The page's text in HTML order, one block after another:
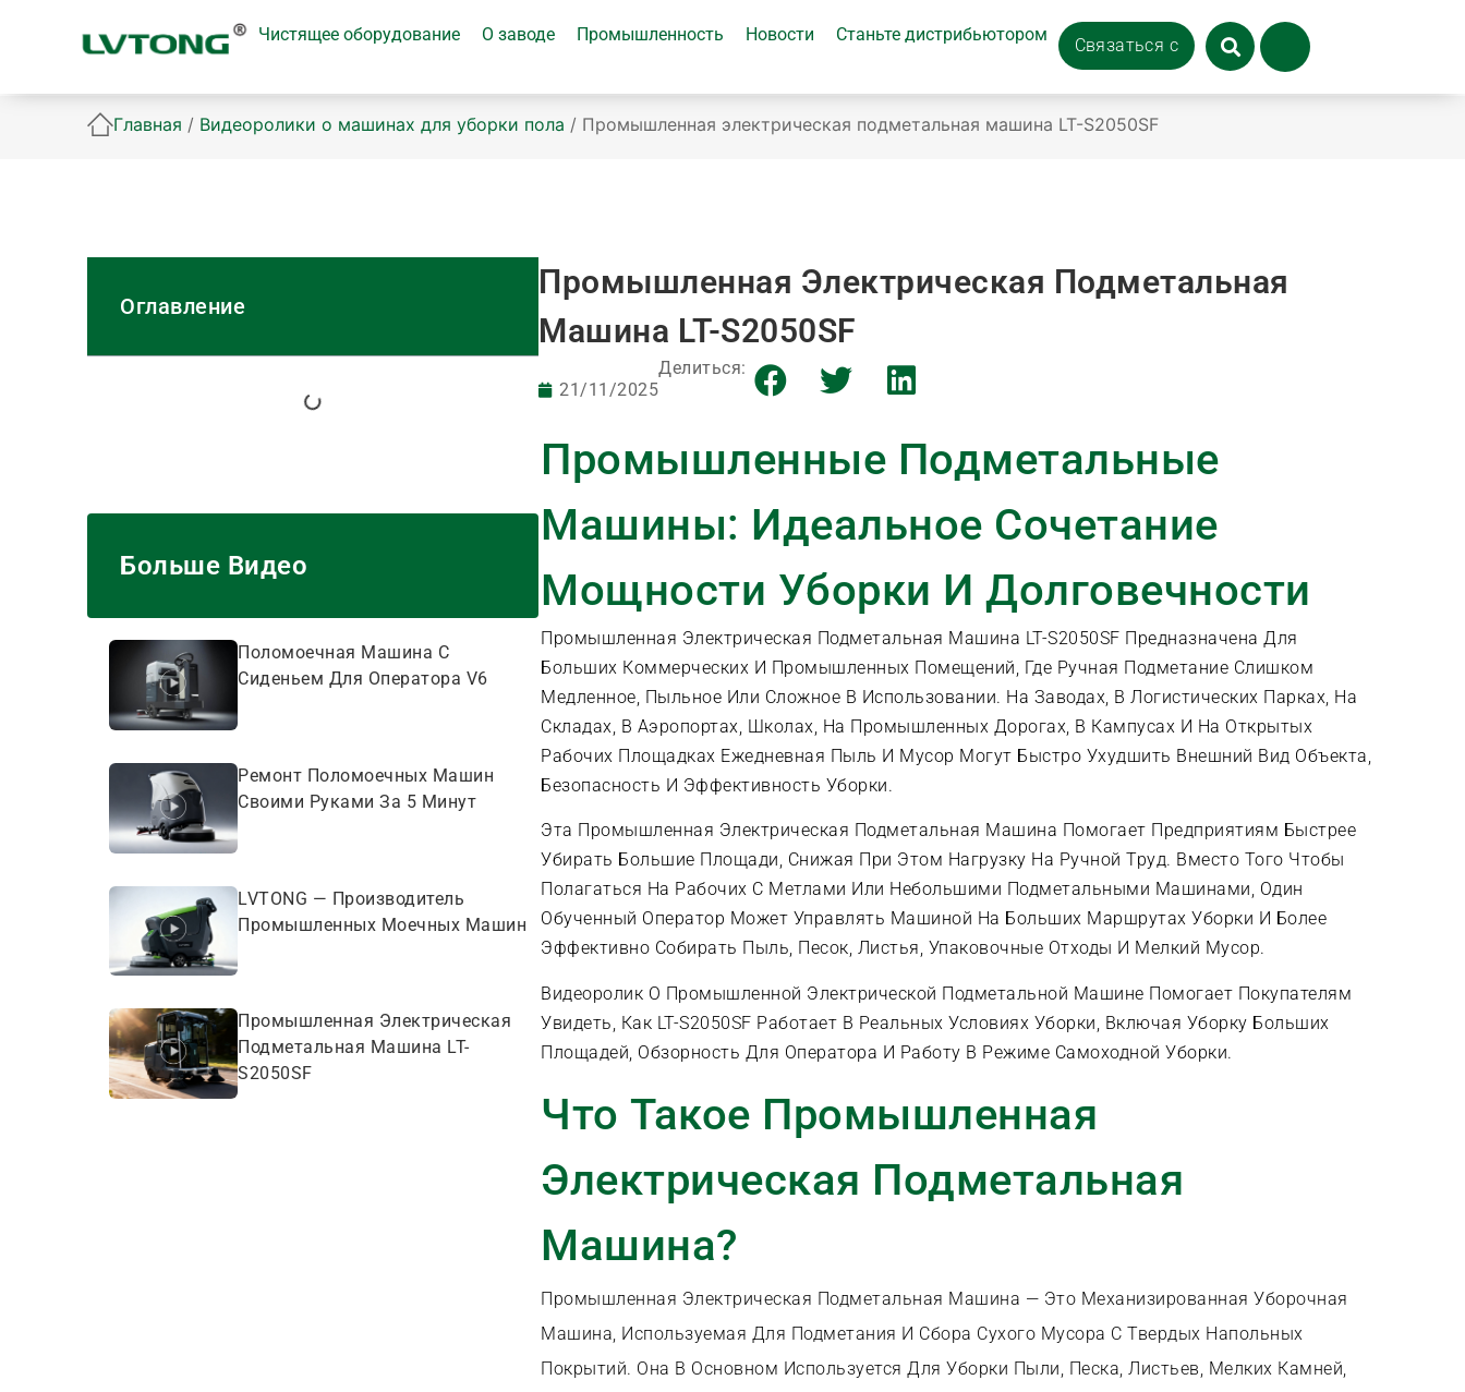
Чистящее оборудование О заводе Промышленность Новости Станьте дистрибьютором
Связаться с
Главная / Видеоролики о машинах для уборки пола / Промышленная электрическая подметальная машина LT-S2050SF
Оглавление
Больше Видео
Поломоечная Машина С
Сиденьем Для Оператора V6
Ремонт Поломоечных Машин
Своими Руками За 5 Минут
LVTONG — Производитель
Промышленных Моечных Машин
Промышленная Электрическая
Подметальная Машина LT-
S2050SF
Промышленная Электрическая Подметальная
Машина LT-S2050SF
21/11/2025
Делиться:
Промышленные Подметальные
Машины: Идеальное Сочетание
Мощности Уборки И Долговечности
Промышленная Электрическая Подметальная Машина LT-S2050SF Предназначена Для
Больших Коммерческих И Промышленных Помещений, Где Ручная Подметание Слишком
Медленное, Пыльное Или Сложное В Использовании. На Заводах, В Логистических Парках, На
Складах, В Аэропортах, Школах, На Промышленных Дорогах, В Кампусах И На Открытых
Рабочих Площадках Ежедневная Пыль И Мусор Могут Быстро Ухудшить Внешний Вид Объекта,
Безопасность И Эффективность Уборки.
Эта Промышленная Электрическая Подметальная Машина Помогает Предприятиям Быстрее
Убирать Большие Площади, Снижая При Этом Нагрузку На Ручной Труд. Вместо Того Чтобы
Полагаться На Рабочих С Метлами Или Небольшими Подметальными Машинами, Один
Обученный Оператор Может Управлять Машиной На Больших Маршрутах Уборки И Более
Эффективно Собирать Пыль, Песок, Листья, Упаковочные Отходы И Мелкий Мусор.
Видеоролик О Промышленной Электрической Подметальной Машине Помогает Покупателям
Увидеть, Как LT-S2050SF Работает В Реальных Условиях Уборки, Включая Уборку Больших
Площадей, Обзорность Для Оператора И Работу В Режиме Самоходной Уборки.
Что Такое Промышленная
Электрическая Подметальная
Машина?
Промышленная Электрическая Подметальная Машина — Это Механизированная Уборочная
Машина, Используемая Для Подметания И Сбора Сухого Мусора С Твердых Напольных
Покрытий. Она В Основном Используется Для Уборки Пыли, Песка, Листьев, Мелких Камней,